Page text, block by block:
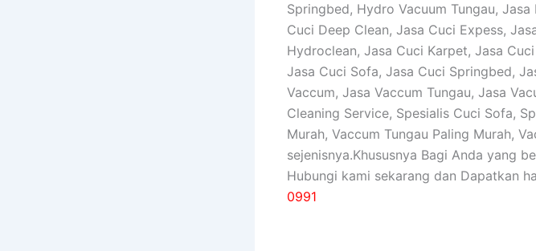
Springbed, Hydro Vacuum Tungau,
Cuci Deep Clean, Jasa Cuci Expess,
Hydroclean, Jasa Cuci Karpet, Jasa
Jasa Cuci Sofa, Jasa Cuci Springbed,
Vaccum, Jasa Vaccum Tungau, Jasa
Cleaning Service, Spesialis Cuci Sofa,
Murah, Vaccum Tungau Paling Murah,
sejenisnya.Khususnya Bagi Anda yang
Hubungi kami sekarang dan Dapatkan
0991